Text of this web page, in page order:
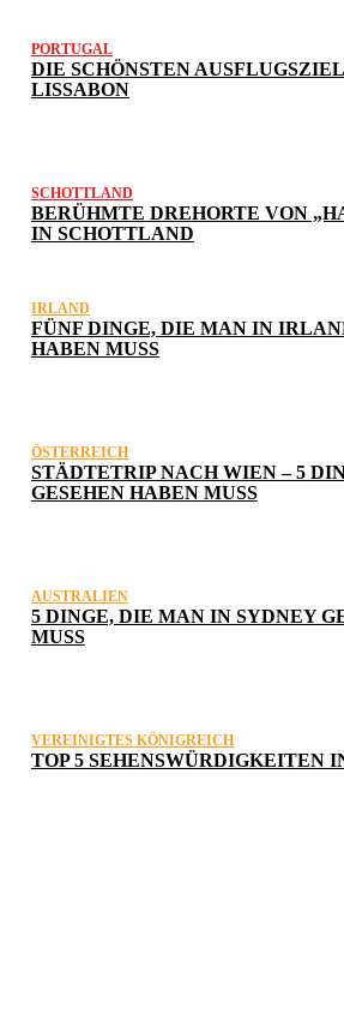
PORTUGAL
DIE SCHÖNSTEN
LISSABON
SCHOTTLAND
BERÜHMTE DREHORTE VON
IN SCHOTTLAND
IRLAND
FÜNF DINGE, DIE MAN IN
HABEN MUSS
ÖSTERREICH
STÄDTETRIP NACH WIEN – 5
GESEHEN HABEN MUSS
AUSTRALIEN
5 DINGE, DIE MAN IN SYDNEY
MUSS
VEREINIGTES KÖNIGREICH
TOP 5 SEHENSWÜRDIGKEITEN